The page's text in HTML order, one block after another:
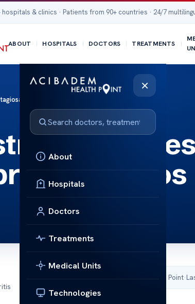
& clinics · Patients from 90+ countries · 24/7
ABOUT HOSPITALS DOCTORS TREATMENTS
×
About
Hospitals
Doctors
Treatments
Medical Units
Technologies
Descubre los hechos
los hechos
Published by Acibadem Health Point·